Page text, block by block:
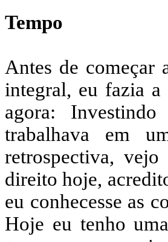
Tempo
Antes de começar
integral, eu fazia a
agora:
trabalhava em
retrospectiva, vejo
direito hoje,
eu conhecesse as
Hoje eu tenho uma